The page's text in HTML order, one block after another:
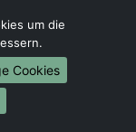
um die
Cookies